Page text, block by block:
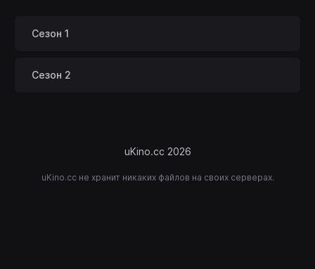
Сезон 1
Сезон 2
uKino.cc 2026
uKino.cc не хранит никаких файлов на своих серверах.